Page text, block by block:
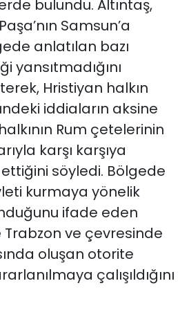
bulundu. Altıntaş,
Samsun’a
anlatılan bazı
yansıtmadığını
Hristiyan halkın
iddiaların aksine
Rum çetelerinin
karşı karşıya
söyledi. Bölgede
kurmaya yönelik
ifade eden
Trabzon ve çevresinde
oluşan otorite
çalışıldığını